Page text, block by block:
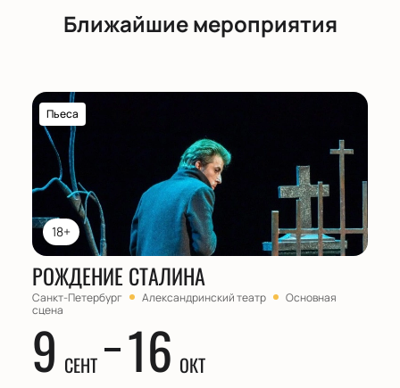
Ближайшие мероприятия
18+
Пьеса
РОЖДЕНИЕ СТАЛИНА
Санкт-Петербург Александринский театр
Основная
сцена
9 СЕНТ 16 ОКТ